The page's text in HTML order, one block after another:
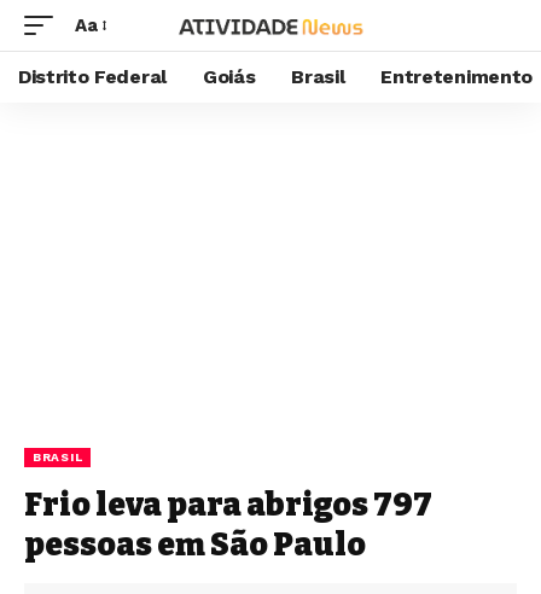
Aa
Distrito Federal Goiás Brasil Entretenimento
BRASIL
Frio leva para abrigos 797
pessoas em São Paulo